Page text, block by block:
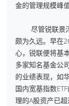
金的管理规模峰
尽管锐联景淳
颇为久远。早在
心，锐联便将基
多家知名基金公
的业绩表现，如
国内宽基指数
理的A股资产已超